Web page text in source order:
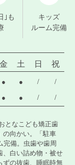
｣も
キッズ
ルーム完備
金 土 日 祝
● ● / /
● ● / /
となこども矯正歯
の向かい。「駐車
完備。虫歯や歯周
、白い詰め物・被せ
ずの抜歯、睡眠時無